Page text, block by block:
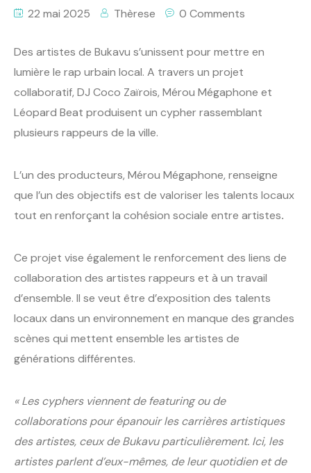
22 mai 2025 Thèrese 0 Comments
Des artistes de Bukavu s’unissent pour mettre en
lumière le rap urbain local. A travers un projet
collaboratif, DJ Coco Zaïrois, Mérou Mégaphone et
Léopard Beat produisent un cypher rassemblant
plusieurs rappeurs de la ville.
L’un des producteurs, Mérou Mégaphone, renseigne
que l’un des objectifs est de valoriser les talents locaux
tout en renforçant la cohésion sociale entre artistes.
Ce projet vise également le renforcement des liens de
collaboration des artistes rappeurs et à un travail
d’ensemble. Il se veut être d’exposition des talents
locaux dans un environnement en manque des grandes
scènes qui mettent ensemble les artistes de
générations différentes.
« Les cyphers viennent de featuring ou de
collaborations pour épanouir les carrières artistiques
des artistes, ceux de Bukavu particulièrement. Ici, les
artistes parlent d’eux-mêmes, de leur quotidien et de